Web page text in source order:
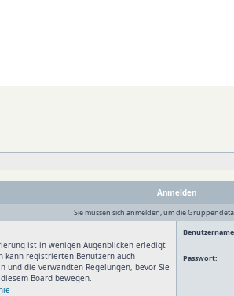
Anmelden
Sie müssen sich anmelden, um die
ist in wenigen Augenblicken erledigt
kann registrierten Benutzern auch
und die verwandten Regelungen, bevor Sie
Board bewegen.
Passwort: